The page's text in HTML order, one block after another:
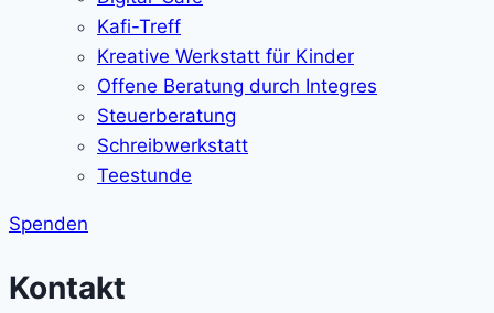
Kafi-Treff
Kreative Werkstatt für Kinder
Offene Beratung durch Integres
Steuerberatung
Schreibwerkstatt
Teestunde
Spenden
Kontakt